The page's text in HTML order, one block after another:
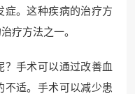
症。这种疾病的治疗方
疗方法之一。
？手术可以通过改善血
不适。手术可以减少患